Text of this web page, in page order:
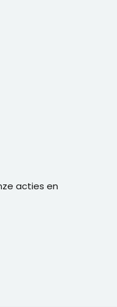
acties en